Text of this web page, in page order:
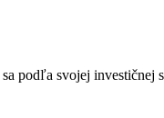
podľa svojej investičnej